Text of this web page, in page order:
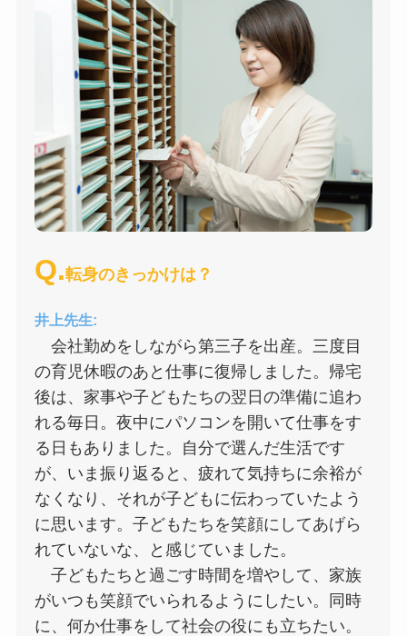
Q.転身のきっかけは？
井上先生:
会社勤めをしながら第三子を出産。三度目
の育児休暇のあと仕事に復帰しました。帰宅
後は、家事や子どもたちの翌日の準備に追わ
れる毎日。夜中にパソコンを開いて仕事をす
る日もありました。自分で選んだ生活です
が、いま振り返ると、疲れて気持ちに余裕が
なくなり、それが子どもに伝わっていたよう
に思います。子どもたちを笑顔にしてあげら
れていないな、と感じていました。
子どもたちと過ごす時間を増やして、家族
がいつも笑顔でいられるようにしたい。同時
に、何か仕事をして社会の役にも立ちたい。